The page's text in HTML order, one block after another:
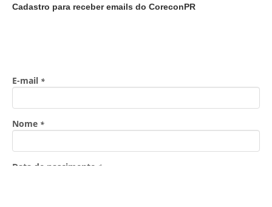
Cadastro para receber emails do CoreconPR